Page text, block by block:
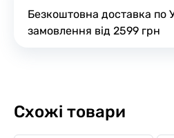
Безкоштовна доставка по
замовлення від 2599 грн
Схожі товари